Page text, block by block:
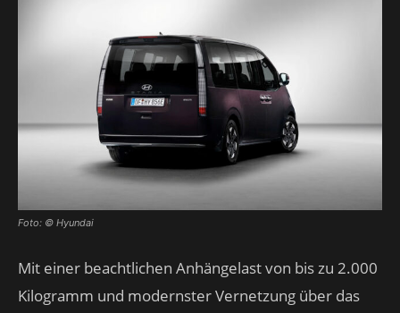
Foto: © Hyundai
Mit einer beachtlichen Anhängelast von bis zu 2.000
Kilogramm und modernster Vernetzung über das